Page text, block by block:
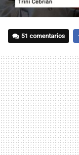
51 comentarios